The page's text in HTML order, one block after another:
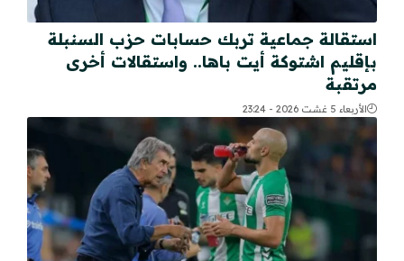
استقالة جماعية تربك حسابات حزب السنبلة
بإقليم اشتوكة أيت باها.. واستقالات أخرى
مرتقبة
الأربعاء 5 غشت 2026 - 23:24